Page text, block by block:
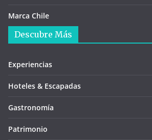
Marca Chile
Descubre Más
Experiencias
Hoteles & Escapadas
Gastronomía
Patrimonio